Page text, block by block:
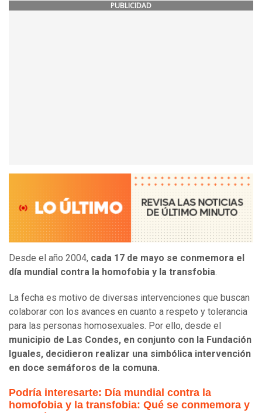
PUBLICIDAD
Desde el año 2004, cada 17 de mayo se conmemora el
día mundial contra la homofobia y la transfobia.
La fecha es motivo de diversas intervenciones que buscan
colaborar con los avances en cuanto a respeto y tolerancia
para las personas homosexuales. Por ello, desde el
municipio de Las Condes, en conjunto con la Fundación
Iguales, decidieron realizar una simbólica intervención
en doce semáforos de la comuna.
Podría interesarte: Día mundial contra la
homofobia y la transfobia: Qué se conmemora y